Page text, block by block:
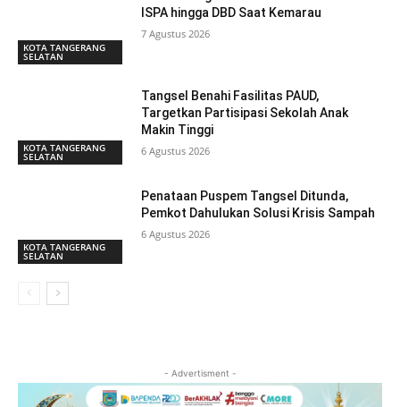
KOTA TANGERANG
SELATAN
ISPA hingga DBD Saat Kemarau
7 Agustus 2026
KOTA TANGERANG
SELATAN
Tangsel Benahi Fasilitas PAUD,
Targetkan Partisipasi Sekolah Anak
Makin Tinggi
6 Agustus 2026
KOTA TANGERANG
SELATAN
Penataan Puspem Tangsel Ditunda,
Pemkot Dahulukan Solusi Krisis Sampah
6 Agustus 2026
- Advertisment -